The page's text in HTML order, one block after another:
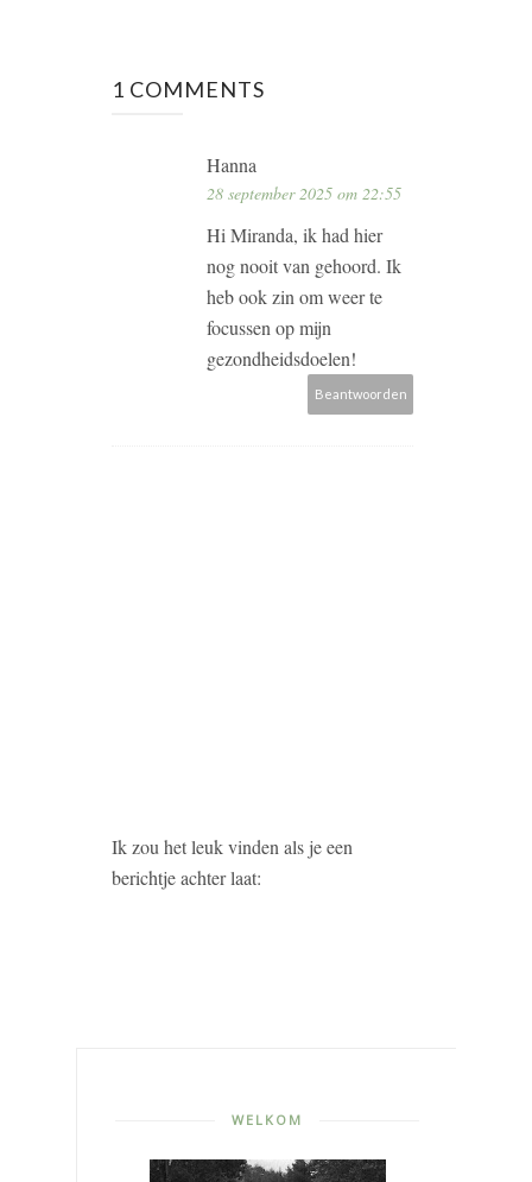
1 COMMENTS
Hanna
28 september 2025 om 22:55
Hi Miranda, ik had hier
nog nooit van gehoord. Ik
heb ook zin om weer te
focussen op mijn
gezondheidsdoelen!
Beantwoorden
Ik zou het leuk vinden als je een
berichtje achter laat:
WELKOM